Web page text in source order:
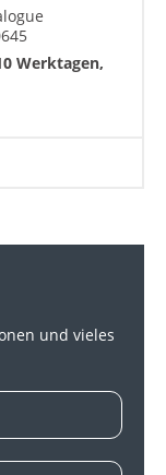
Werktagen,
und vieles